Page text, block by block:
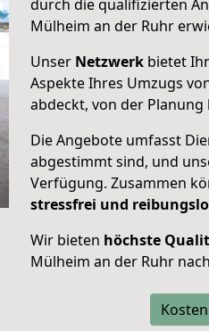
durch die qualifizierten
Mülheim an der Ruhr
Unser Netzwerk bietet
Aspekte Ihres Umzugs
abdeckt, von der
Die Angebote umfasst
abgestimmt sind, und
Verfügung. Zusammen
stressfrei und
Wir bieten höchste
Mülheim an der Ruhr